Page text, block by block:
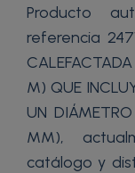
Producto
referencia
M) QUE
UN
MM),
catálogo y